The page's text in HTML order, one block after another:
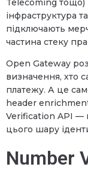
Telecoming тощо)
інфраструктура
підключають
частина стеку
Open Gateway
визначення, хто
платежу. А це
header
Verification API —
цього шару
Number